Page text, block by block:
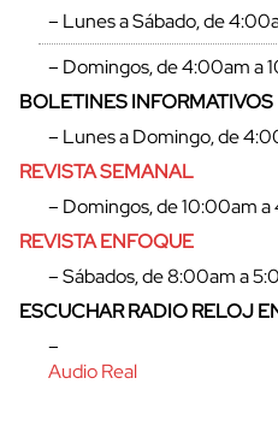
cerrar
– Lunes a Sábado, de
– Domingos, de 4:00am a
BOLETINES INFORMATIVOS
– Lunes a Domingo, de
REVISTA SEMANAL
– Domingos, de 10:00am
REVISTA ENFOQUE
– Sábados, de 8:00am a
ESCUCHAR RADIO RELOJ
–
Audio Real